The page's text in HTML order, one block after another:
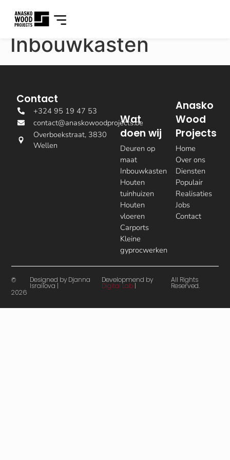
Inbouwkasten
Anasko
Wood
Projects
Home
Over ons
Diensten
Populair
Realisaties
Jobs
Contact
Wat
doen wij
Deuren op
maat
Inbouwkasten
Houten
tuinhuizen
Houten
vloeren
Carports
Kleine
gyprocwerken
Contact
+324 95 19 47 53
contact@anaskowoodprojects.be
Overboekstraat, 3830
Wellen
©
2026
Designed by Djanna
Israilova |
Developmend by
Digital Lab |
All Rights
Reserved.